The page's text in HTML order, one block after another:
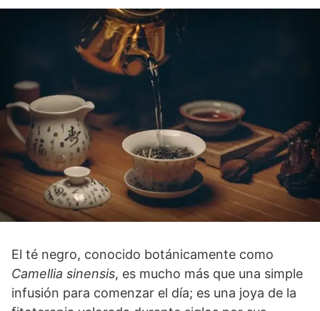
El té negro, conocido botánicamente como
Camellia sinensis, es mucho más que una simple
infusión para comenzar el día; es una joya de la